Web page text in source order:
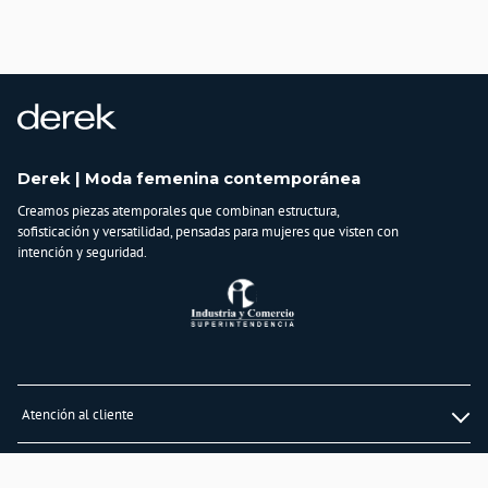
Importador:
Cuidado y Lavado
superficie plana, no retorcer, lavar y secar con colores similares
Composición:
50% Viscosa
28% PBT
Derek | Moda femenina contemporánea
Creamos piezas atemporales que combinan estructura,
sofisticación y versatilidad, pensadas para mujeres que visten con
intención y seguridad.
Atención al cliente